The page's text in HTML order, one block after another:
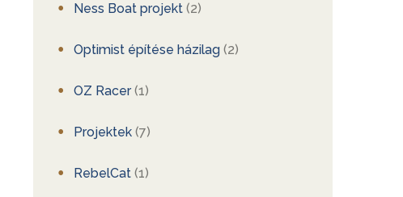
Ness Boat projekt (2)
Optimist építése házilag (2)
OZ Racer(1)
Projektek (7)
RebelCat (1)